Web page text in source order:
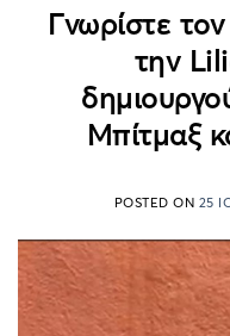
Γνωρίστε
την
Μπίτμαξ
POSTED ON 25